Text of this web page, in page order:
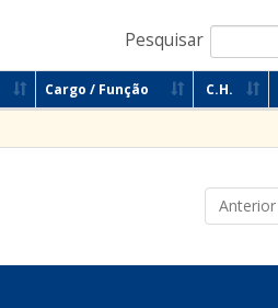
Pesquisar
Cargo / Função C.H.
Anterior